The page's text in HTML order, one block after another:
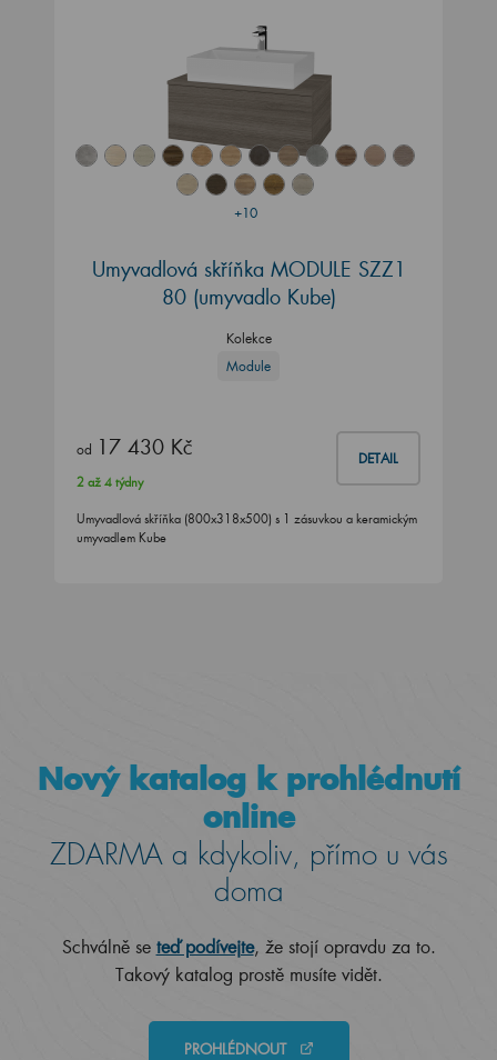
+10
Umyvadlová skříňka MODULE SZZ1
80 (umyvadlo Kube)
Kolekce
Module
od 17 430 Kč DETAIL
2 až 4 týdny
Umyvadlová skříňka (800x318x500) s 1 zásuvkou a keramickým
umyvadlem Kube
Nový katalog k prohlédnutí
online
ZDARMA a kdykoliv, přímo u vás
doma
Schválně se teď podívejte, že stojí opravdu za to.
Takový katalog prostě musíte vidět.
PROHLÉDNOUT